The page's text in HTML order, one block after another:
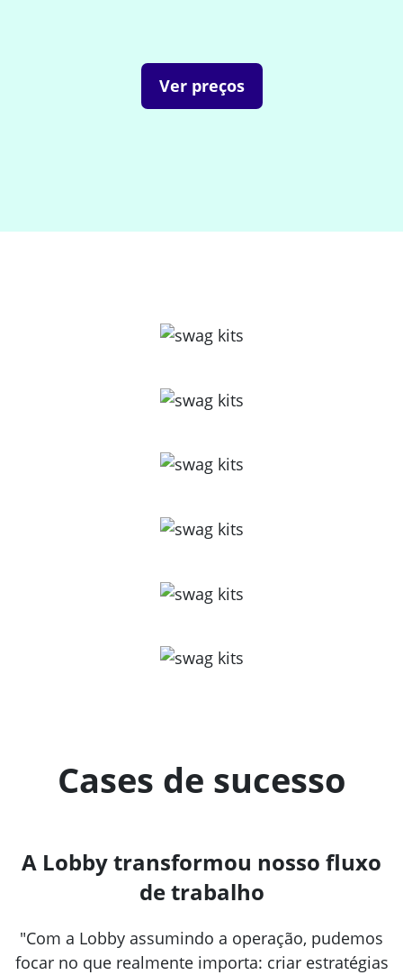
Ver preços
Cases de sucesso
A Lobby transformou nosso fluxo
de trabalho
"Com a Lobby assumindo a operação, pudemos
focar no que realmente importa: criar estratégias